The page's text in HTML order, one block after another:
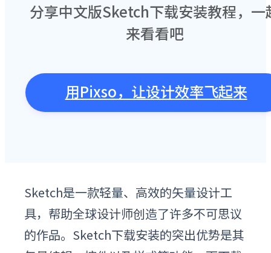
分享中文版Sketch下载安装教程，一
来看看吧
用Pixso，让设计效率飞起来
Sketch是一款轻量、高效的矢量设计工
具，帮助全球设计师创造了许多不可思议
的作品。 Sketch下载安装的突出优势是其